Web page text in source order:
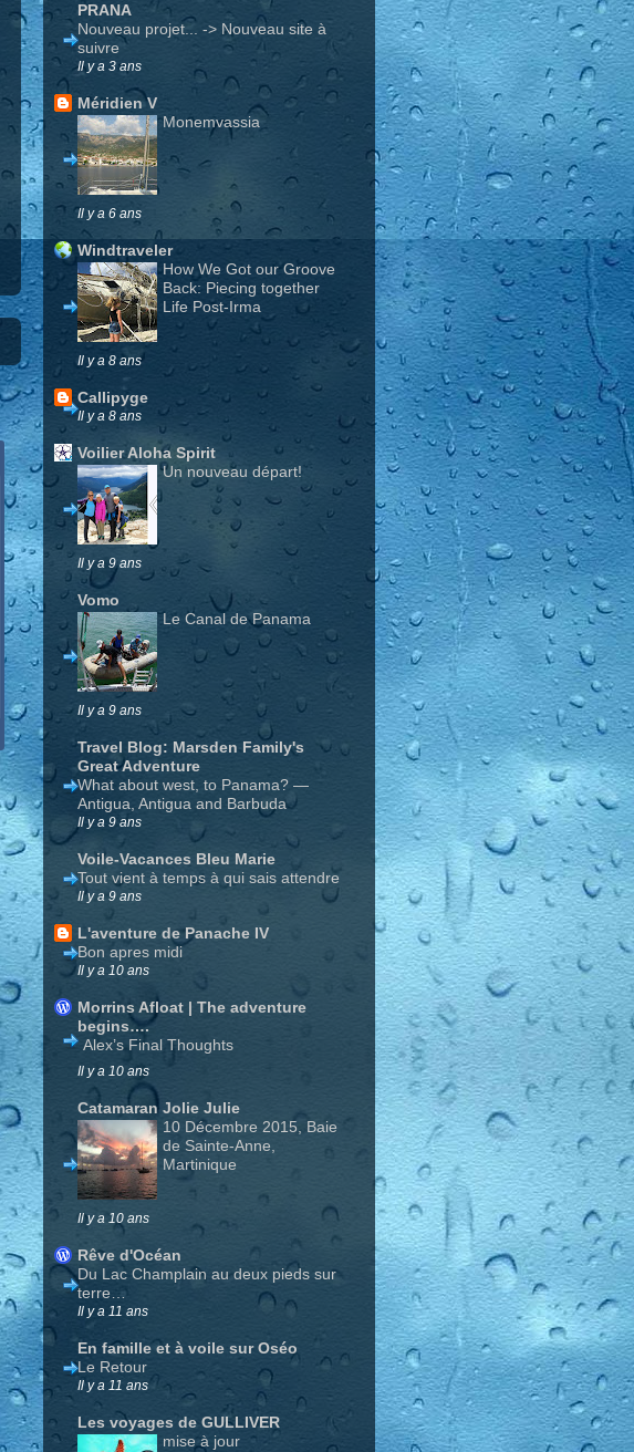
PRANA
Nouveau projet... -> Nouveau site à
suivre
Il y a 3 ans
Méridien V
Monemvassia
Il y a 6 ans
Windtraveler
How We Got our Groove
Back: Piecing together
Life Post-Irma
Il y a 8 ans
Callipyge
Il y a 8 ans
Voilier Aloha Spirit
Un nouveau départ!
Il y a 9 ans
Vomo
Le Canal de Panama
Il y a 9 ans
Travel Blog: Marsden Family's
Great Adventure
What about west, to Panama? —
Antigua, Antigua and Barbuda
Il y a 9 ans
Voile-Vacances Bleu Marie
Tout vient à temps à qui sais attendre
Il y a 9 ans
L'aventure de Panache IV
Bon apres midi
Il y a 10 ans
Morrins Afloat | The adventure
begins….
Alex’s Final Thoughts
Il y a 10 ans
Catamaran Jolie Julie
10 Décembre 2015, Baie
de Sainte-Anne,
Martinique
Il y a 10 ans
Rêve d'Océan
Du Lac Champlain au deux pieds sur
terre…
Il y a 11 ans
En famille et à voile sur Oséo
Le Retour
Il y a 11 ans
Les voyages de GULLIVER
mise à jour